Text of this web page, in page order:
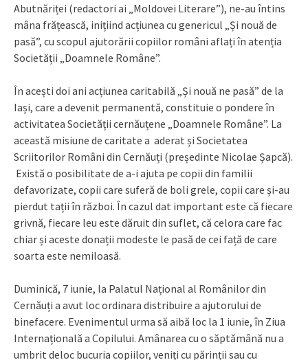
Abutnăriței (redactori ai „Moldovei Literare”), ne-au întins
mâna frățească, inițiind acțiunea cu genericul „Și nouă de
pasă”, cu scopul ajutorării copiilor români aflați în atenția
Societății „Doamnele Române”.
În acești doi ani acțiunea caritabilă „Și nouă ne pasă” de la
Iași, care a devenit permanentă, constituie o pondere în
activitatea Societății cernăuțene „Doamnele Române”. La
această misiune de caritate a aderat și Societatea
Scriitorilor Români din Cernăuți (președinte Nicolae Șapcă).
Există o posibilitate de a-i ajuta pe copii din familii
defavorizate, copii care suferă de boli grele, copii care și-au
pierdut tații în război. În cazul dat important este că fiecare
grivnă, fiecare leu este dăruit din suflet, că celora care fac
chiar și aceste donații modeste le pasă de cei față de care
soarta este nemiloasă.
Duminică, 7 iunie, la Palatul Național al Românilor din
Cernăuți a avut loc ordinara distribuire a ajutorului de
binefacere. Evenimentul urma să aibă loc la 1 iunie, în Ziua
Internațională a Copilului. Amânarea cu o săptămână nu a
umbrit deloc bucuria copiilor, veniți cu părinții sau cu